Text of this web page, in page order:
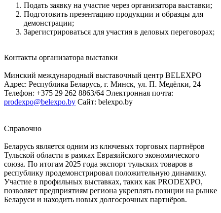
Подать заявку на участие через организатора выставки;
Подготовить презентацию продукции и образцы для
демонстрации;
Зарегистрироваться для участия в деловых переговорах;
Контакты организатора выставки
Минский международный выставочный центр BELEXPO
Адрес: Республика Беларусь, г. Минск, ул. П. Медёлки, 24
Телефон: +375 29 262 8863/64 Электронная почта:
prodexpo@belexpo.by Сайт: belexpo.by
Справочно
Беларусь является одним из ключевых торговых партнёров
Тульской области в рамках Евразийского экономического
союза. По итогам 2025 года экспорт тульских товаров в
республику продемонстрировал положительную динамику.
Участие в профильных выставках, таких как PRODEXPO,
позволяет предприятиям региона укреплять позиции на рынке
Беларуси и находить новых долгосрочных партнёров.